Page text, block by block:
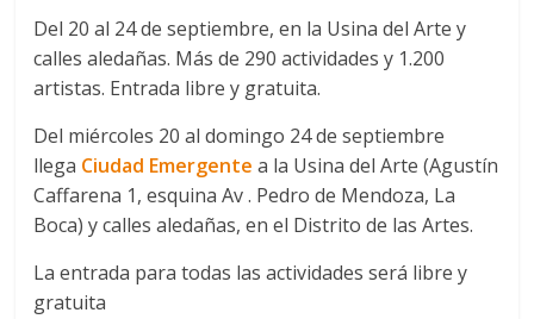
Del 20 al 24 de septiembre, en la Usina del Arte y
calles aledañas. Más de 290 actividades y 1.200
artistas. Entrada libre y gratuita.
Del miércoles 20 al domingo 24 de septiembre
llega Ciudad Emergente a la Usina del Arte (Agustín
Caffarena 1, esquina Av . Pedro de Mendoza, La
Boca) y calles aledañas, en el Distrito de las Artes.
La entrada para todas las actividades será libre y
gratuita